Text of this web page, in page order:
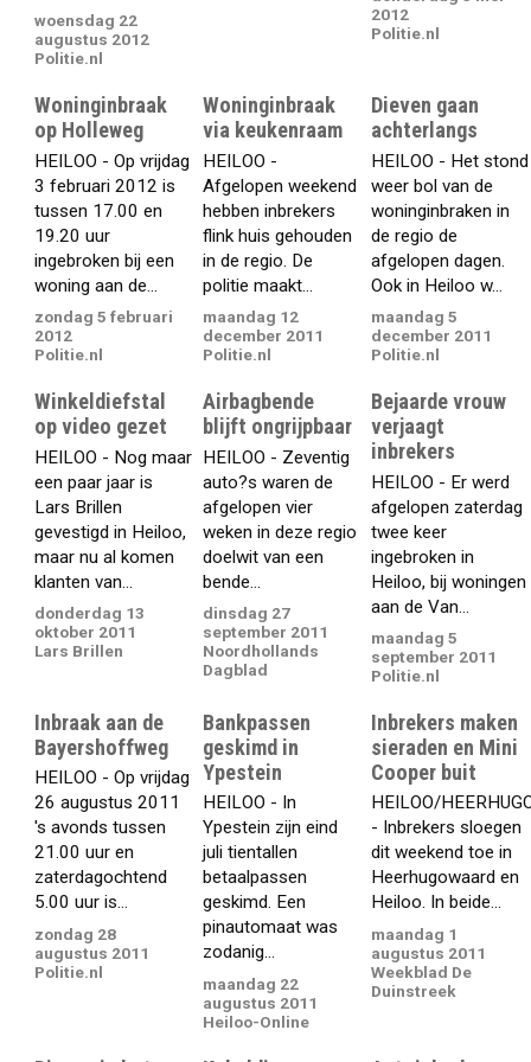
woensdag 22
augustus 2012
Politie.nl
2012
Politie.nl
Woninginbraak
op Holleweg
HEILOO - Op vrijdag
3 februari 2012 is
tussen 17.00 en
19.20 uur
ingebroken bij een
woning aan de...
zondag 5 februari
2012
Politie.nl
Woninginbraak
via keukenraam
HEILOO -
Afgelopen weekend
hebben inbrekers
flink huis gehouden
in de regio. De
politie maakt...
maandag 12
december 2011
Politie.nl
Dieven gaan
achterlangs
HEILOO - Het stond
weer bol van de
woninginbraken in
de regio de
afgelopen dagen.
Ook in Heiloo w...
maandag 5
december 2011
Politie.nl
Winkeldiefstal
op video gezet
HEILOO - Nog maar
een paar jaar is
Lars Brillen
gevestigd in Heiloo,
maar nu al komen
klanten van...
donderdag 13
oktober 2011
Lars Brillen
Airbagbende
blijft ongrijpbaar
HEILOO - Zeventig
auto?s waren de
afgelopen vier
weken in deze regio
doelwit van een
bende...
dinsdag 27
september 2011
Noordhollands
Dagblad
Bejaarde vrouw
verjaagt
inbrekers
HEILOO - Er werd
afgelopen zaterdag
twee keer
ingebroken in
Heiloo, bij woningen
aan de Van...
maandag 5
september 2011
Politie.nl
Inbraak aan de
Bayershoffweg
HEILOO - Op vrijdag
26 augustus 2011
's avonds tussen
21.00 uur en
zaterdagochtend
5.00 uur is...
zondag 28
augustus 2011
Politie.nl
Bankpassen
geskimd in
Ypestein
HEILOO - In
Ypestein zijn eind
juli tientallen
betaalpassen
geskimd. Een
pinautomaat was
zodanig...
maandag 22
augustus 2011
Heiloo-Online
Inbrekers maken
sieraden en Mini
Cooper buit
HEILOO/
- Inbrekers sloegen
dit weekend toe in
Heerhugowaard en
Heiloo. In beide...
maandag 1
augustus 2011
Weekblad De
Duinstreek